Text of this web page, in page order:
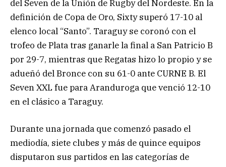
del Seven de la Unión de Rugby del Nordeste. En la
definición de Copa de Oro, Sixty superó 17-10 al
elenco local “Santo”. Taraguy se coronó con el
trofeo de Plata tras ganarle la final a San Patricio B
por 29-7, mientras que Regatas hizo lo propio y se
adueñó del Bronce con su 61-0 ante CURNE B. El
Seven XXL fue para Aranduroga que venció 12-10
en el clásico a Taraguy.
Durante una jornada que comenzó pasado el
mediodía, siete clubes y más de quince equipos
disputaron sus partidos en las categorías de